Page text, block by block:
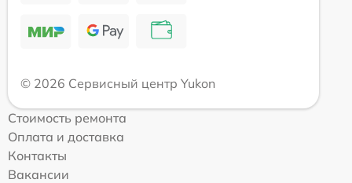
© 2026 Сервисный центр Yukon
Стоимость ремонта
Оплата и доставка
Контакты
Вакансии